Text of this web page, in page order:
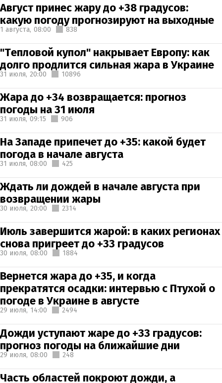
Август принес жару до +38 градусов:
какую погоду прогнозируют на выходные
1 августа, 08:00 838
"Тепловой купол" накрывает Европу: как
долго продлится сильная жара в Украине
31 июля, 20:00 10896
Жара до +34 возвращается: прогноз
погоды на 31 июля
31 июля, 09:15 906
На Западе припечет до +35: какой будет
погода в начале августа
31 июля, 08:00 425
Ждать ли дождей в начале августа при
возвращении жары
30 июля, 20:00 2314
Июль завершится жарой: в каких регионах
снова пригреет до +33 градусов
30 июля, 08:00 1884
Вернется жара до +35, и когда
прекратятся осадки: интервью с Птухой о
погоде в Украине в августе
29 июля, 14:00 2494
Дожди уступают жаре до +33 градусов:
прогноз погоды на ближайшие дни
29 июля, 08:00 248
Часть областей покроют дожди, а